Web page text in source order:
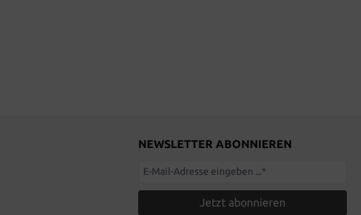
NEWSLETTER ABONNIEREN
Jetzt abonnieren